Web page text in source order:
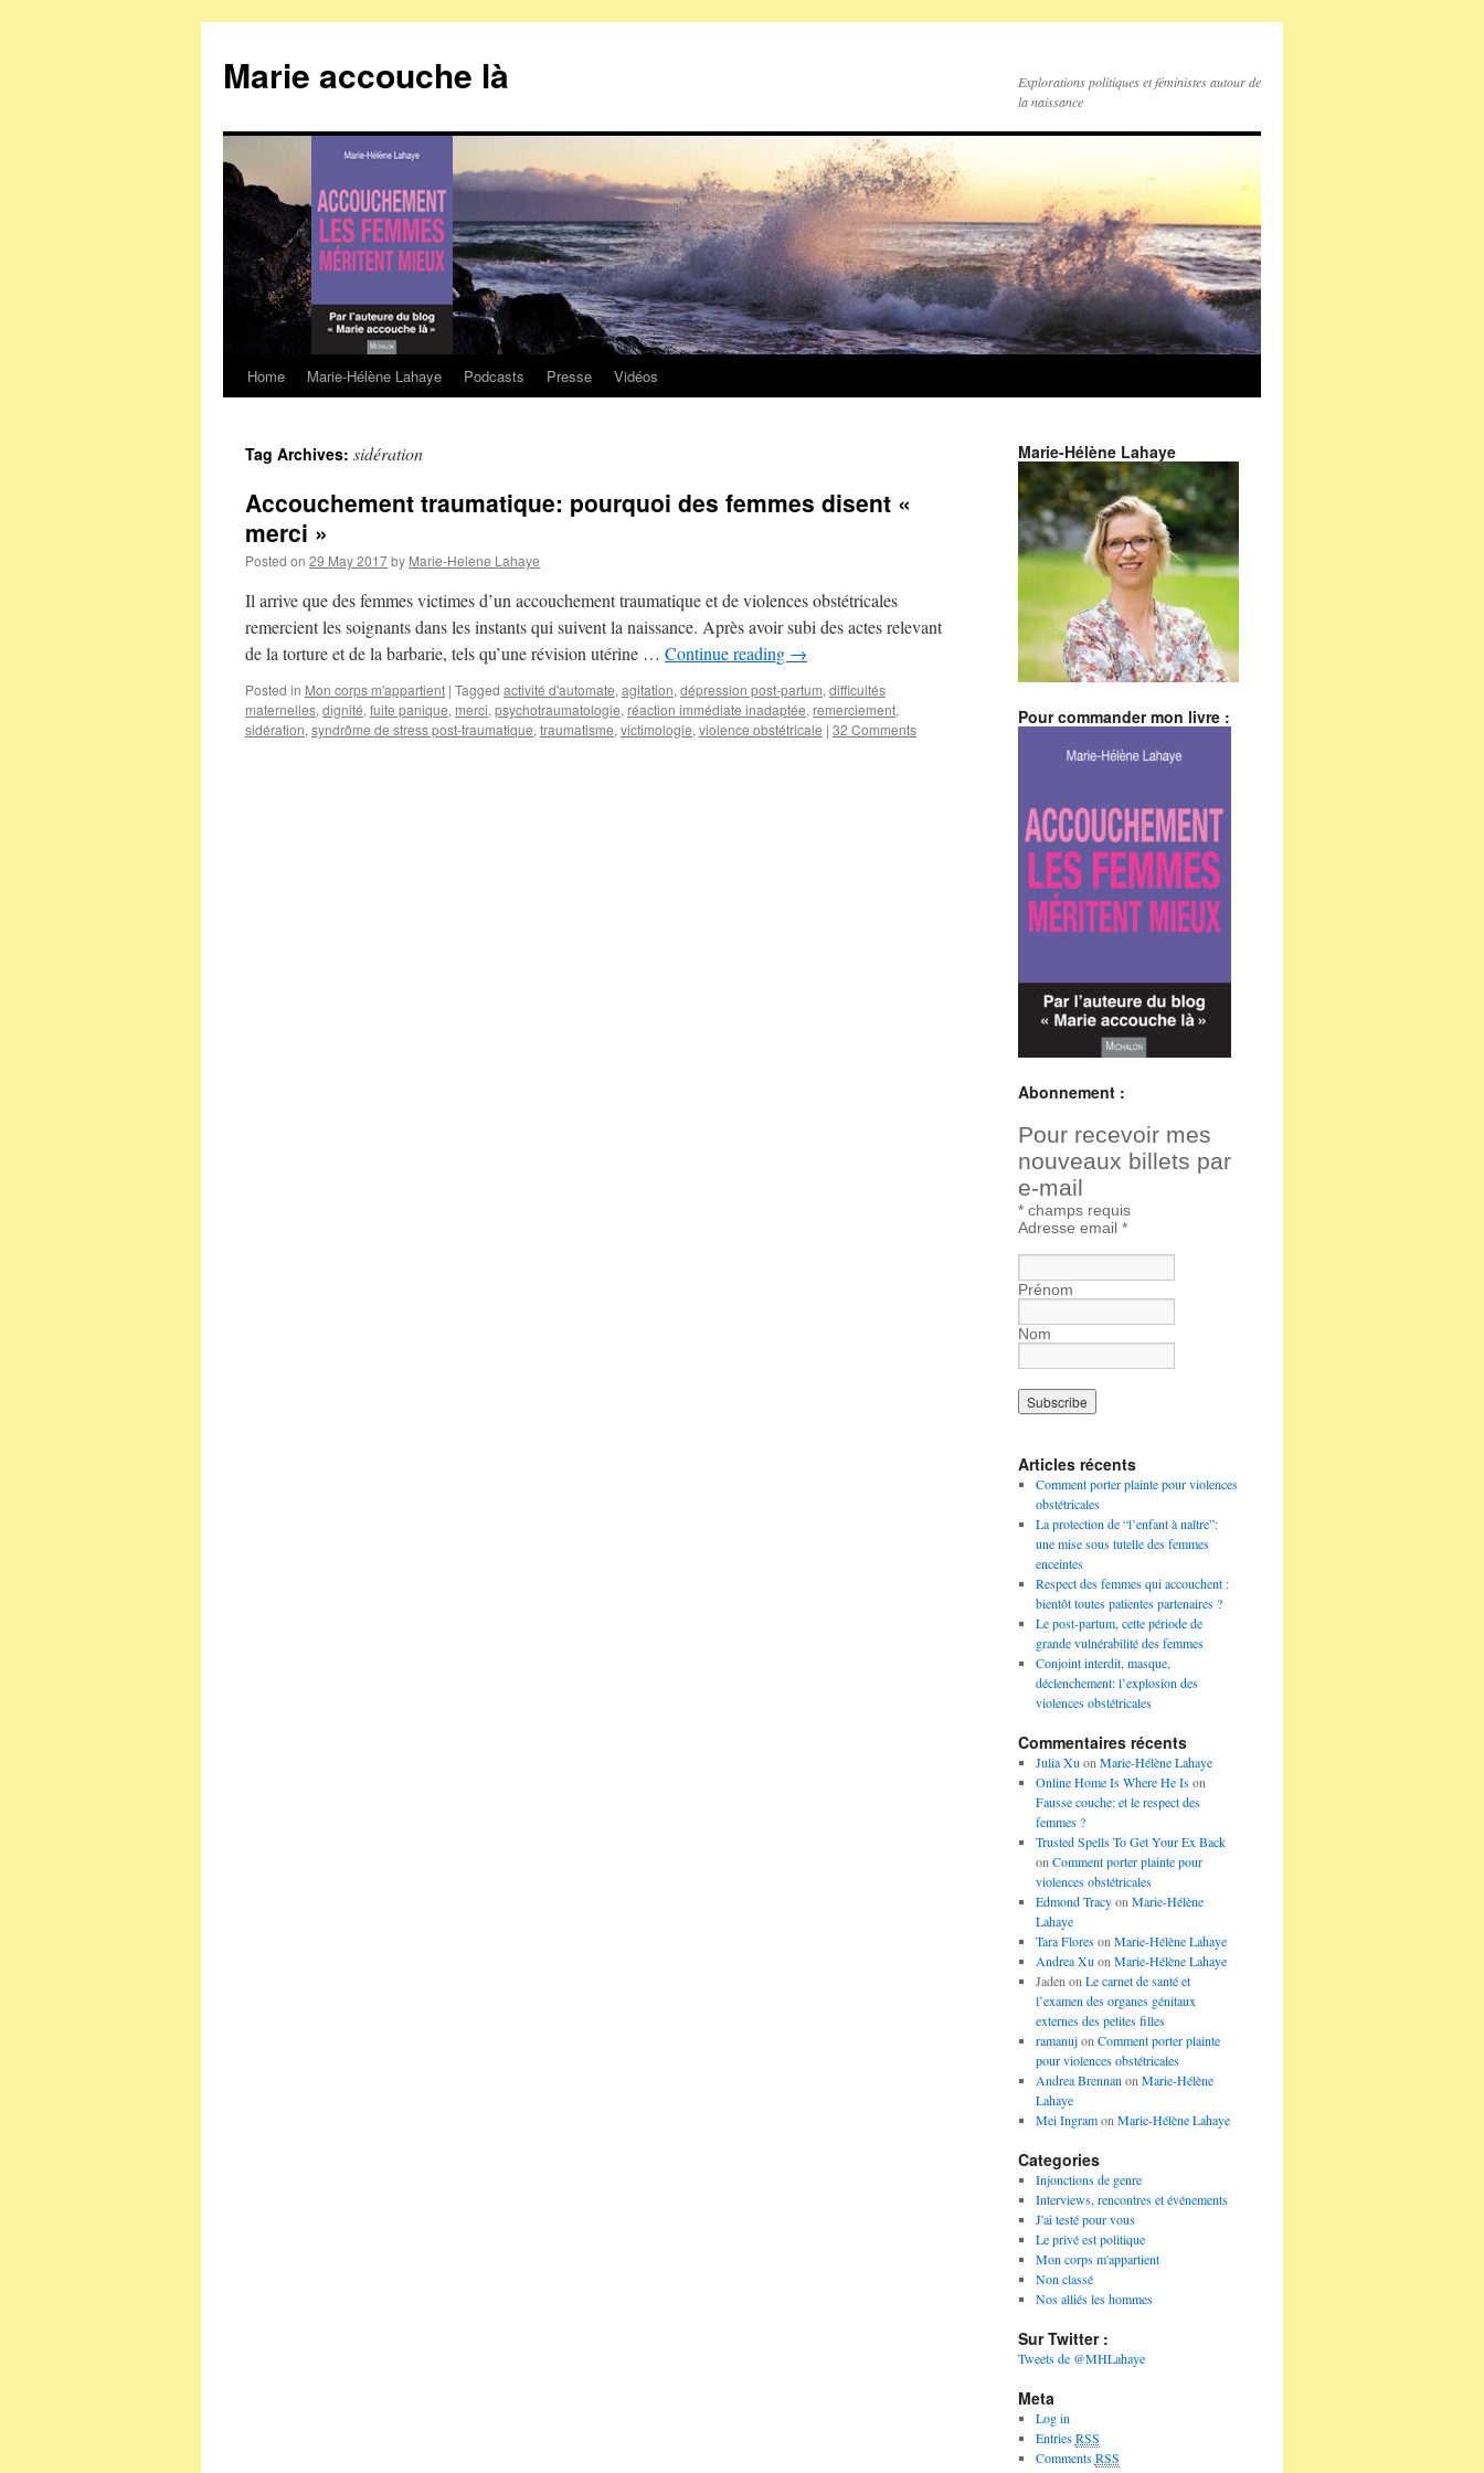
Marie accouche là
Explorations politiques et féministes autour de
la naissance
Skip
content
Home Marie-Hélène Lahaye Podcasts Presse Vidéos
Tag Archives: sidération
Accouchement traumatique: pourquoi des femmes disent «
merci »
Posted on 29 May 2017by Marie-Helene Lahaye
Il arrive que des femmes victimes d’un accouchement traumatique et de violences obstétricales
remercient les soignants dans les instants qui suivent la naissance. Après avoir subi des actes relevant
de la torture et de la barbarie, tels qu’une révision utérine … Continue reading →
Posted in Mon corps m'appartient | Tagged activité d'automate, agitation, dépression post-partum, difficultés
maternelles, dignité, fuite panique, merci, psychotraumatologie, réaction immédiate inadaptée, remerciement,
sidération, syndrôme de stress post-traumatique, traumatisme, victimologie, violence obstétricale | 32 Comments
Marie-Hélène Lahaye
Pour commander mon livre :
Abonnement :
Pour recevoir mes
nouveaux billets par
e-mail
* champs requis
Adresse email *
Prénom
Nom
Articles récents
Comment porter plainte pour violences
obstétricales
La protection de “l’enfant à naître”:
une mise sous tutelle des femmes
enceintes
Respect des femmes qui accouchent :
bientôt toutes patientes partenaires ?
Le post-partum, cette période de
grande vulnérabilité des femmes
Conjoint interdit, masque,
déclenchement: l’explosion des
violences obstétricales
Commentaires récents
Julia Xu on Marie-Hélène Lahaye
Online Home Is Where He Ison
Fausse couche: et le respect des
femmes ?
Trusted Spells To Get Your Ex Back
on Comment porter plainte pour
violences obstétricales
Edmond Tracyon Marie-Hélène
Lahaye
Tara Floreson Marie-Hélène Lahaye
Andrea Xu on Marie-Hélène Lahaye
Jaden on Le carnet de santé et
l’examen des organes génitaux
externes des petites filles
ramanujon Comment porter plainte
pour violences obstétricales
Andrea Brennan on Marie-Hélène
Lahaye
Mei Ingramon Marie-Hélène Lahaye
Categories
Injonctions de genre
Interviews, rencontres et événements
J'ai testé pour vous
Le privé est politique
Mon corps m'appartient
Non classé
Nos alliés les hommes
Sur Twitter :
Tweets de @MHLahaye
Meta
Log in
EntriesRSS
CommentsRSS